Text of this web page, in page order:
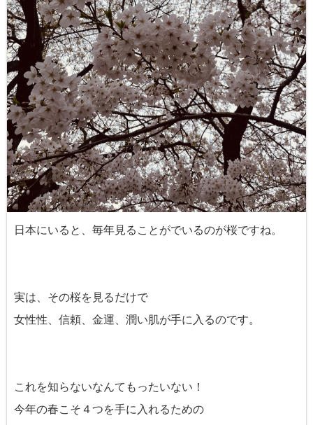
日本にいると、毎年見ることがでいるのが桜ですね。
実は、その桜を見るだけで
女性性、信頼、金運、潤い肌が手に入るのです。
これを知らないなんてもったいない！
今年の春こそ４つを手に入れるための